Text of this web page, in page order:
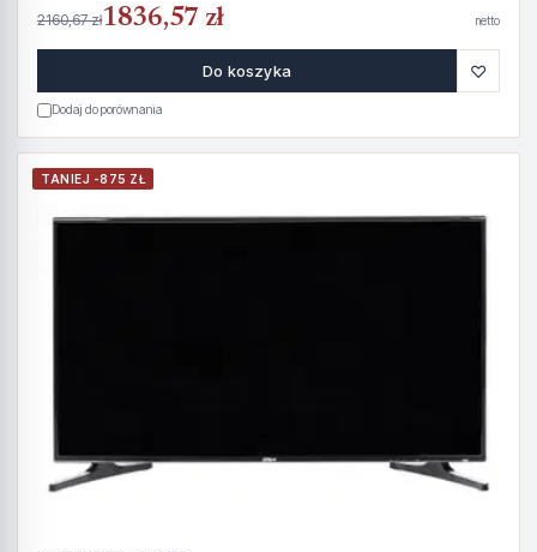
2160,67 zł1836,57 zł netto
Do koszyka ♡
Dodaj do porównania
TANIEJ -875 ZŁ